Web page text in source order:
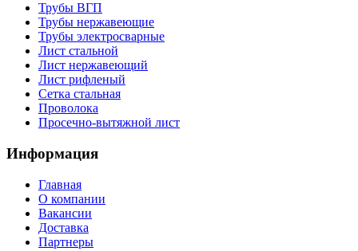
Трубы ВГП
Трубы нержавеющие
Трубы электросварные
Лист стальной
Лист нержавеющий
Лист рифленый
Сетка стальная
Проволока
Просечно-вытяжной лист
Информация
Главная
О компании
Вакансии
Доставка
Партнеры